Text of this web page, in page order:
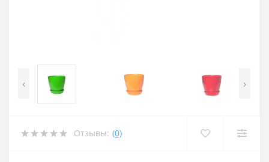
‹ ›
Отзывы: (0)